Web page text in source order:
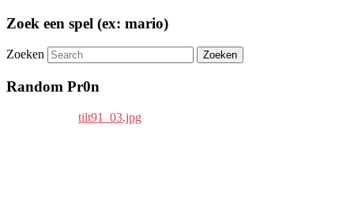
Zoek een spel (ex: mario)
Zoeken
Random Pr0n